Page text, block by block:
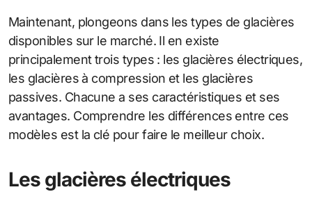
Maintenant, plongeons dans les types de glacières
disponibles sur le marché. Il en existe
principalement trois types : les glacières électriques,
les glacières à compression et les glacières
passives. Chacune a ses caractéristiques et ses
avantages. Comprendre les différences entre ces
modèles est la clé pour faire le meilleur choix.
Les glacières électriques